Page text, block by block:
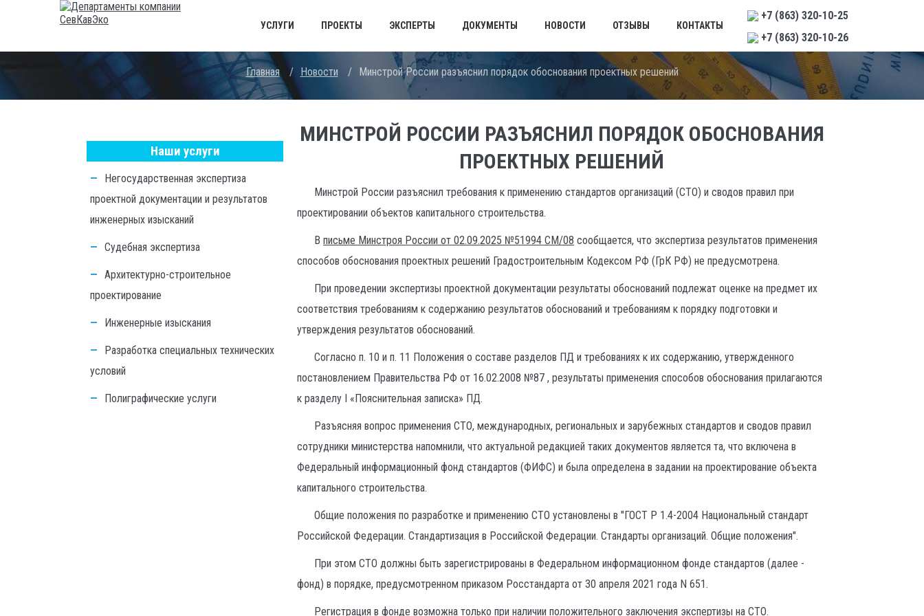
+7 (863) 320-10-25
+7 (863) 320-10-26
УСЛУГИ ПРОЕКТЫ ЭКСПЕРТЫ ДОКУМЕНТЫ НОВОСТИ ОТЗЫВЫ КОНТАКТЫ
Главная / Новости / Минстрой России разъяснил порядок обоснования проектных решений
МИНСТРОЙ РОССИИ РАЗЪЯСНИЛ ПОРЯДОК ОБОСНОВАНИЯ
ПРОЕКТНЫХ РЕШЕНИЙ
Минстрой России разъяснил требования к применению стандартов организаций (СТО) и сводов правил при
проектировании объектов капитального строительства.
В письме Минстроя России от 02.09.2025 №51994 СМ/08 сообщается, что экспертиза результатов применения
способов обоснования проектных решений Градостроительным Кодексом РФ (ГрК РФ) не предусмотрена.
При проведении экспертизы проектной документации результаты обоснований подлежат оценке на предмет их
соответствия требованиям к содержанию результатов обоснований и требованиям к порядку подготовки и
утверждения результатов обоснований.
Согласно п. 10 и п. 11 Положения о составе разделов ПД и требованиях к их содержанию, утвержденного
постановлением Правительства РФ от 16.02.2008 №87 , результаты применения способов обоснования прилагаются
к разделу I «Пояснительная записка» ПД.
Разъясняя вопрос применения СТО, международных, региональных и зарубежных стандартов и сводов правил
сотрудники министерства напомнили, что актуальной редакцией таких документов является та, что включена в
Федеральный информационный фонд стандартов (ФИФС) и была определена в задании на проектирование объекта
капитального строительства.
Общие положения по разработке и применению СТО установлены в "ГОСТ Р 1.4-2004 Национальный стандарт
Российской Федерации. Стандартизация в Российской Федерации. Стандарты организаций. Общие положения".
При этом СТО должны быть зарегистрированы в Федеральном информационном фонде стандартов (далее -
фонд) в порядке, предусмотренном приказом Росстандарта от 30 апреля 2021 года N 651.
Регистрация в фонде возможна только при наличии положительного заключения экспертизы на СТО.
Наши услуги
Негосударственная экспертиза
проектной документации и результатов
инженерных изысканий
Судебная экспертиза
Архитектурно-строительное
проектирование
Инженерные изыскания
Разработка специальных технических
условий
Полиграфические услуги